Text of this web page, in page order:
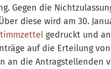
Gegen die
diese wird am 30.
gedruckt und
auf die Erteilung
die Antragstellenden